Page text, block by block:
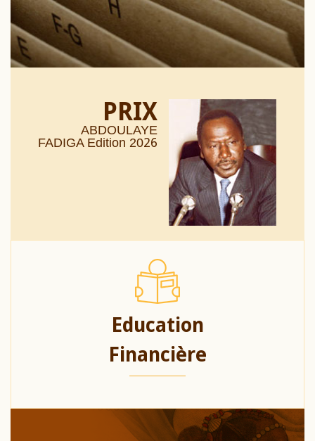
PRIX
ABDOULAYE
FADIGA Edition 2026
Education
Financière